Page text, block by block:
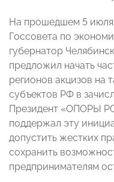
На прошедшем 5 июля
Госсовета по
губернатор
предложил начать
регионов акцизов на
субъектов РФ в
Президент «ОПОРЫ
поддержал эту
допустить жестких
сохранить
предпринимателям